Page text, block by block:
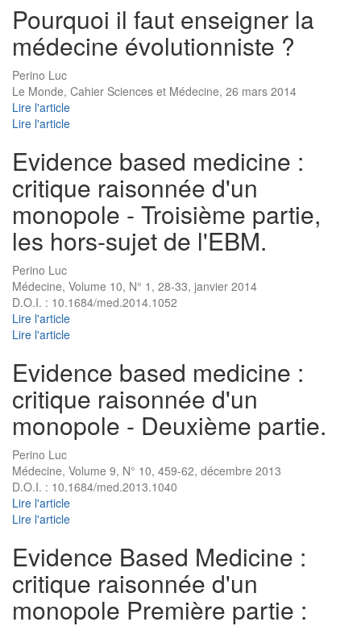
Pourquoi il faut enseigner la
médecine évolutionniste ?
Perino Luc
Le Monde, Cahier Sciences et Médecine, 26 mars 2014
Lire l'article
Lire l'article
Evidence based medicine :
critique raisonnée d'un
monopole - Troisième partie,
les hors-sujet de l'EBM.
Perino Luc
Médecine, Volume 10, N° 1, 28-33, janvier 2014
D.O.I. : 10.1684/med.2014.1052
Lire l'article
Lire l'article
Evidence based medicine :
critique raisonnée d'un
monopole - Deuxième partie.
Perino Luc
Médecine, Volume 9, N° 10, 459-62, décembre 2013
D.O.I. : 10.1684/med.2013.1040
Lire l'article
Lire l'article
Evidence Based Medicine :
critique raisonnée d'un
monopole Première partie :